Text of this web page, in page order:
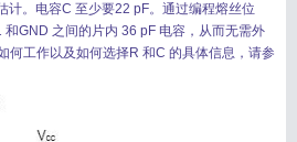
计。电容C 至少要22 pF。通过编程熔丝位
GND 之间的片内 36 pF 电容，从而无需外
何工作以及如何选择R 和C 的具体信息，请参